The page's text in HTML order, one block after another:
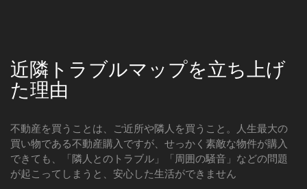
近隣トラブルマップを立ち上げ
た理由
不動産を買うことは、ご近所や隣人を買うこと。人生最大の
買い物である不動産購入ですが、せっかく素敵な物件が購入
できても、「隣人とのトラブル」「周囲の騒音」などの問題
が起こってしまうと、安心した生活ができません